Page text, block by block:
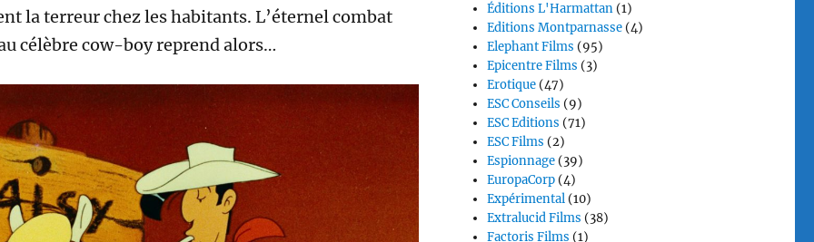
la terreur chez les habitants. L’éternel combat
célèbre cow-boy reprend alors…
Éditions L'Harmattan (1)
Editions Montparnasse (4)
Elephant Films (95)
Epicentre Films (3)
Erotique (47)
ESC Conseils (9)
ESC Editions (71)
ESC Films (2)
Espionnage (39)
EuropaCorp (4)
Expérimental (10)
Extralucid Films (38)
Factoris Films (1)